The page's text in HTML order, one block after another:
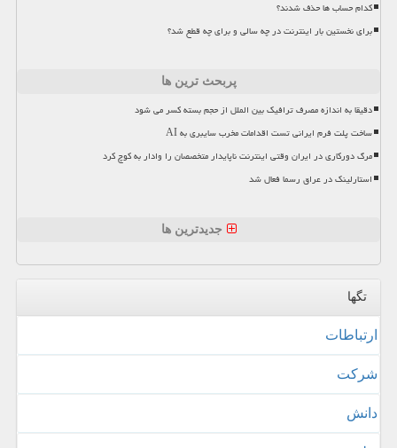
کدام حساب ها حذف شدند؟
برای نخستین بار اینترنت در چه سالی و برای چه قطع شد؟
پربحث ترین ها
دقیقا به اندازه مصرف ترافیک بین الملل از حجم بسته کسر می شود
ساخت پلت فرم ایرانی تست اقدامات مخرب سایبری به AI
مرگ دورکاری در ایران وقتی اینترنت ناپایدار متخصصان را وادار به کوچ کرد
استارلینک در عراق رسما فعال شد
جدیدترین ها
تگها
ارتباطات
شركت
دانش